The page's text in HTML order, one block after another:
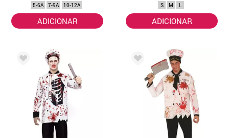
5-6A 7-9A 10-12A
ADICIONAR
S M L
ADICIONAR